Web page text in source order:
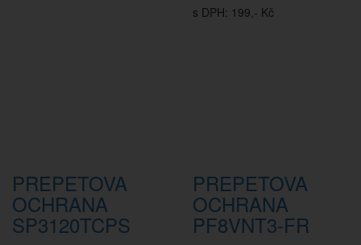
s DPH: 199,- Kč
PREPETOVA
OCHRANA
SP3120TCPS
PREPETOVA
OCHRANA
PF8VNT3-FR